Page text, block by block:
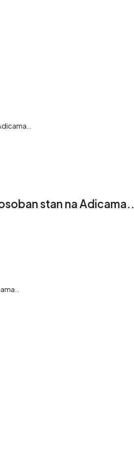
stan na Adicama..